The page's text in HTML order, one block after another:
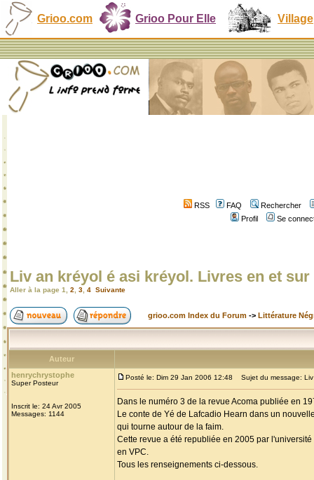
Grioo.com Grioo Pour Elle Village
RSS FAQ
Rechercher
Profil
Se
Liv an kréyol é asi kréyol. Livres en et sur
Aller à la page 1 2 3 4 Suivante
grioo.com Index du Forum -> Littérature
Auteur
henrychrystophe
Super Posteur
Inscrit le: 24 Avr 2005
Messages: 1144
Posté le: Dim 29 Jan 2006 12:48 Sujet du message: Liv
Dans le numéro 3 de la revue Acoma publiée en
Le conte de Yé de Lafcadio Hearn dans un
qui tourne autour de la faim.
Cette revue a été republiée en 2005 par
en VPC.
Tous les renseignements ci-dessous.